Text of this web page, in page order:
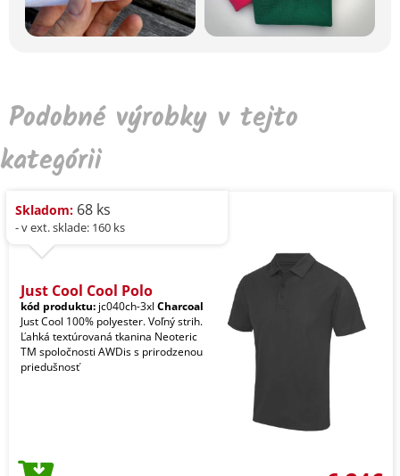
Podobné výrobky v tejto
kategórii
Skladom: 68 ks
- v ext. sklade: 160 ks
Just Cool Cool Polo
kód produktu: jc040ch-3xl Charcoal
Just Cool 100% polyester. Voľný strih.
Ľahká textúrovaná tkanina Neoteric
TM spoločnosti AWDis s prirodzenou
priedušnosť